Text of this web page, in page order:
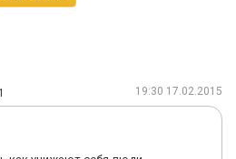
19:30 17.02.2015